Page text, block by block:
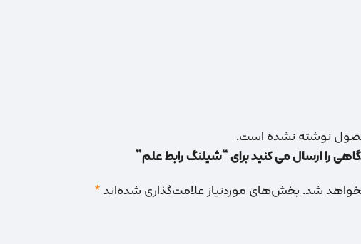
نوشته نشده است.
را ارسال می کنید برای “شیلنگ رابط علم”
شد. بخش‌های موردنیاز علامت‌گذاری شده‌اند*